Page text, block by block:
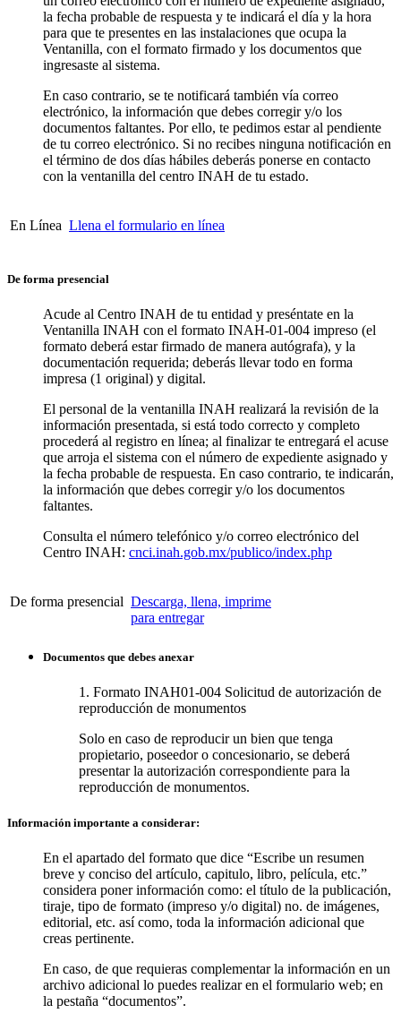
la fecha probable de respuesta y te indicará el día y la hora
para que te presentes en las instalaciones que ocupa la
Ventanilla, con el formato firmado y los documentos que
ingresaste al sistema.
En caso contrario, se te notificará también vía correo
electrónico, la información que debes corregir y/o los
documentos faltantes. Por ello, te pedimos estar al pendiente
de tu correo electrónico. Si no recibes ninguna notificación en
el término de dos días hábiles deberás ponerse en contacto
con la ventanilla del centro INAH de tu estado.
En Línea Llena el formulario en línea
De forma presencial
Acude al Centro INAH de tu entidad y preséntate en la
Ventanilla INAH con el formato INAH-01-004 impreso (el
formato deberá estar firmado de manera autógrafa), y la
documentación requerida; deberás llevar todo en forma
impresa (1 original) y digital.
El personal de la ventanilla INAH realizará la revisión de la
información presentada, si está todo correcto y completo
procederá al registro en línea; al finalizar te entregará el acuse
que arroja el sistema con el número de expediente asignado y
la fecha probable de respuesta. En caso contrario, te indicarán,
la información que debes corregir y/o los documentos
faltantes.
Consulta el número telefónico y/o correo electrónico del
Centro INAH: cnci.inah.gob.mx/publico/index.php
De forma presencial Descarga, llena, imprime
para entregar
Documentos que debes anexar
1. Formato INAH01-004 Solicitud de autorización de
reproducción de monumentos
Solo en caso de reproducir un bien que tenga
propietario, poseedor o concesionario, se deberá
presentar la autorización correspondiente para la
reproducción de monumentos.
Información importante a considerar:
En el apartado del formato que dice “Escribe un resumen
breve y conciso del artículo, capitulo, libro, película, etc.”
considera poner información como: el título de la publicación,
tiraje, tipo de formato (impreso y/o digital) no. de imágenes,
editorial, etc. así como, toda la información adicional que
creas pertinente.
En caso, de que requieras complementar la información en un
archivo adicional lo puedes realizar en el formulario web; en
la pestaña “documentos”.